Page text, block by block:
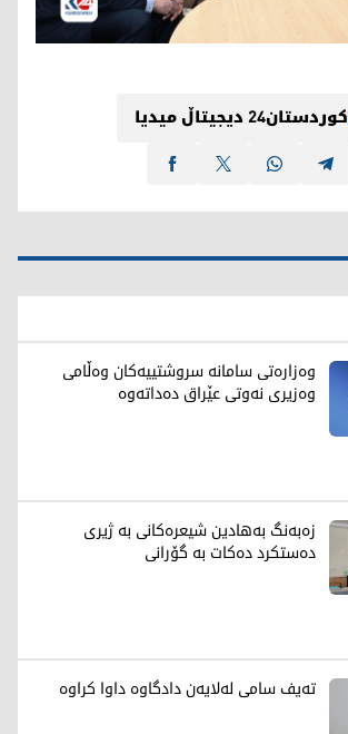
کوردستان24 دیجیتاڵ میدیا
وەزارەتی سامانە سروشتییەکان وەڵامی
وەزیری نەوتی عێراق دەداتەوە
زەبەنگ بەهادین شیعرەکانی بە ژیری
دەستکرد دەکات بە گۆرانی
تەیف سامی لەلایەن دادگاوە داوا کراوە